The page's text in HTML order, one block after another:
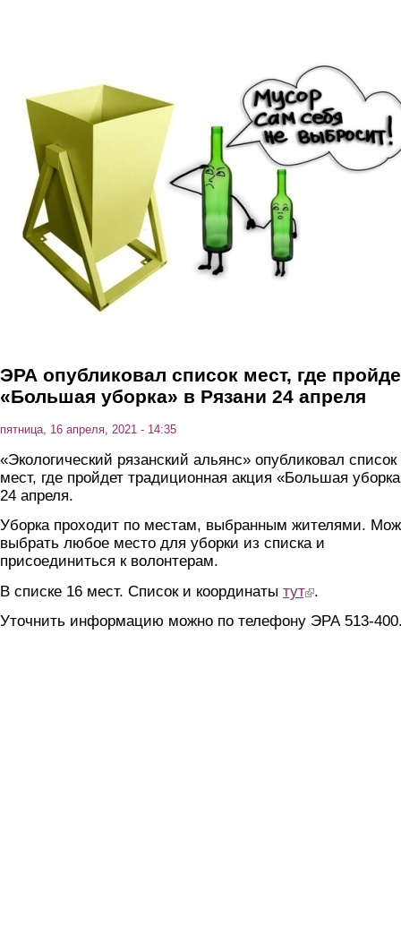
ЭРА опубликовал список мест, где
«Большая уборка» в Рязани 24 апреля
пятница, 16 апреля, 2021 - 14:35
«Экологический рязанский альянс» опубликовал список
мест, где пройдет традиционная акция «Большая
24 апреля.
Уборка проходит по местам, выбранным жителями.
выбрать любое место для уборки из списка и
присоединиться к волонтерам.
В списке 16 мест. Список и координаты тут(link is external)
.
Уточнить информацию можно по телефону ЭРА 513-